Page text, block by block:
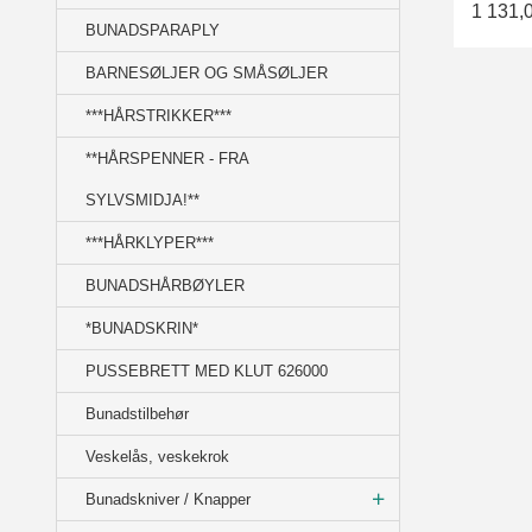
BUNADSPARAPLY
BARNESØLJER OG SMÅSØLJER
***HÅRSTRIKKER***
**HÅRSPENNER - FRA
SYLVSMIDJA!**
***HÅRKLYPER***
BUNADSHÅRBØYLER
*BUNADSKRIN*
PUSSEBRETT MED KLUT 626000
Bunadstilbehør
Veskelås, veskekrok
Bunadskniver / Knapper
1